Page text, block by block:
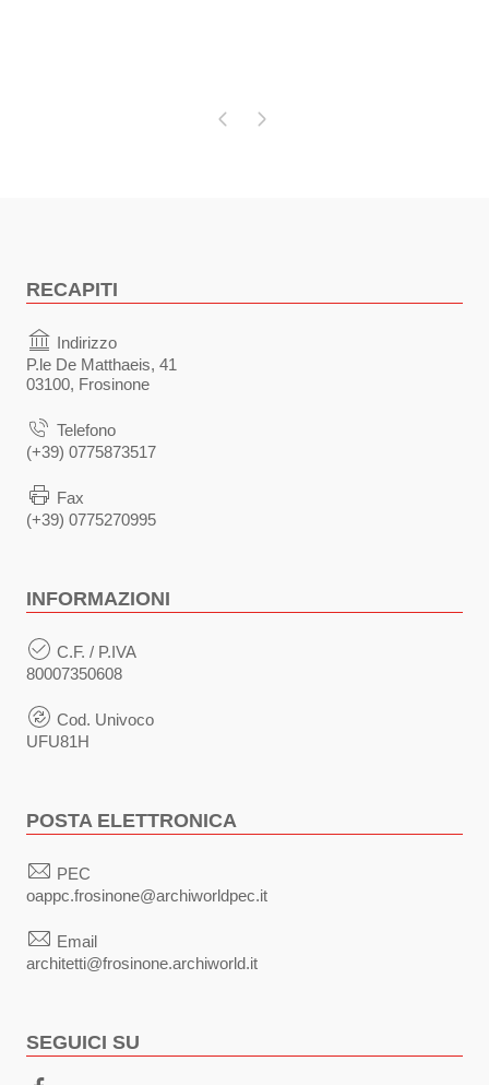
Pagina precedente
Pagina successiva
RECAPITI
Indirizzo
P.le De Matthaeis, 41
03100, Frosinone
Telefono
(+39) 0775873517
Fax
(+39) 0775270995
INFORMAZIONI
C.F. / P.IVA
80007350608
Cod. Univoco
UFU81H
POSTA ELETTRONICA
PEC
oappc.frosinone@archiworldpec.it
Email
architetti@frosinone.archiworld.it
SEGUICI SU